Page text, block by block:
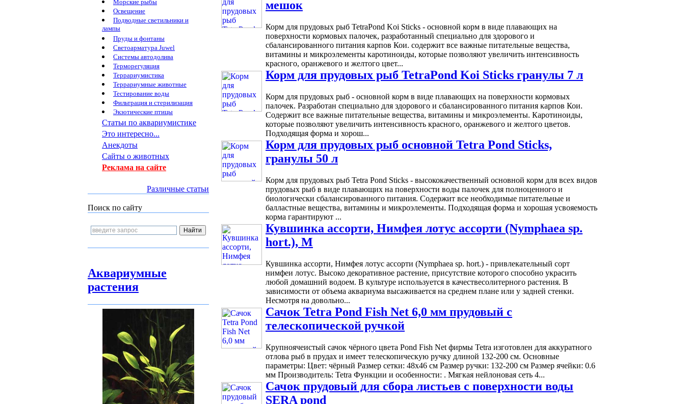
Морские рыбы
Освещение
Подводные светильники и
лампы
Пруды и фонтаны
Светоарматура Juwel
Системы автодолива
Терморегуляция
Террариумистика
Террариумные животные
Тестирование воды
Фильтрация и стерилизация
Экзотические птицы
Статьи по аквариумистике
Это интересно...
Анекдоты
Сайты о животных
Реклама на сайте
Различные статьи
Поиск по сайту
Аквариумные
растения
мешок
Корм для прудовых рыб TetraPond Koi Sticks - основной корм в виде плавающих на
поверхности кормовых палочек, разработанный специально для здорового и
сбалансированного питания карпов Кои. содержит все важные питательные вещества,
витамины и микроэлементы каротиноиды, которые позволяют увеличить интенсивность
красного, оранжевого и желтого цвет...
Корм для прудовых рыб TetraPond Koi Sticks гранулы 7 л
Корм для прудовых рыб - основной корм в виде плавающих на поверхности кормовых
палочек. Разработан специально для здорового и сбалансированного питания карпов Кои.
Содержит все важные питательные вещества, витамины и микроэлементы. Каротиноиды,
которые позволяют увеличить интенсивность красного, оранжевого и желтого цветов.
Подходящая форма и хорош...
Корм для прудовых рыб основной Tetra Pond Sticks,
гранулы 50 л
Корм для прудовых рыб Tetra Pond Sticks - высококачественный основной корм для всех видов
прудовых рыб в виде плавающих на поверхности воды палочек для полноценного и
биологически сбалансированного питания. Содержит все необходимые питательные и
балластные вещества, витамины и микроэлементы. Подходящая форма и хорошая усвояемость
корма гарантируют ...
Кувшинка ассорти, Нимфея лотус ассорти (Nymphaea sp.
hort.), M
Кувшинка ассорти, Нимфея лотус ассорти (Nymphaea sp. hort.) - привлекательный сорт
нимфеи лотус. Высоко декоративное растение, присутствие которого способно украсить
любой домашний водоем. В культуре используется в качествесолитерного растения. В
зависимости от объема аквариума высаживается на среднем плане или у задней стенки.
Несмотря на довольно...
Сачок Tetra Pond Fish Net 6,0 мм прудовый с
телескопической ручкой
Крупноячеистый сачок чёрного цвета Pond Fish Net фирмы Tetra изготовлен для аккуратного
отлова рыб в прудах и имеет телескопическую ручку длиной 132-200 см. Основные
параметры: Цвет: чёрный Размер сетки: 48х46 см Размер ручки: 132-200 см Размер ячейки: 0.6
мм Производитель: Tetra Функции и особенности: . Мягкая нейлоновая сеть 4...
Сачок прудовый для сбора листьев с поверхности воды
SERA pond